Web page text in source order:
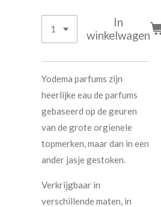
In
winkelwagen
Yodema parfums zijn
heerlijke eau de parfums
gebaseerd op de geuren
van de grote orgienele
topmerken, maar dan in een
ander jasje gestoken.
Verkrijgbaar in
verschillende maten, in